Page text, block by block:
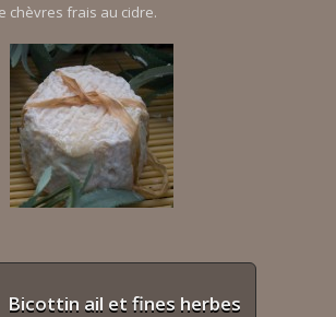
chèvres frais au cidre.
Bicottin ail et fines herbes